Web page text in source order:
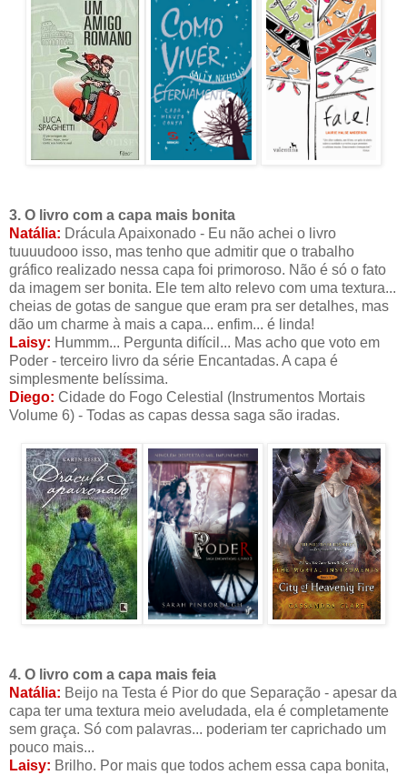
3. O livro com a capa mais bonita
Natália: Drácula Apaixonado - Eu não achei o livro
tuuuudooo isso, mas tenho que admitir que o trabalho
gráfico realizado nessa capa foi primoroso. Não é só o fato
da imagem ser bonita. Ele tem alto relevo com uma textura...
cheias de gotas de sangue que eram pra ser detalhes, mas
dão um charme à mais a capa... enfim... é linda!
Laisy: Hummm... Pergunta difícil... Mas acho que voto em
Poder - terceiro livro da série Encantadas. A capa é
simplesmente belíssima.
Diego: Cidade do Fogo Celestial (Instrumentos Mortais
Volume 6) - Todas as capas dessa saga são iradas.
4. O livro com a capa mais feia
Natália: Beijo na Testa é Pior do que Separação - apesar da
capa ter uma textura meio aveludada, ela é completamente
sem graça. Só com palavras... poderiam ter caprichado um
pouco mais...
Laisy: Brilho. Por mais que todos achem essa capa bonita,